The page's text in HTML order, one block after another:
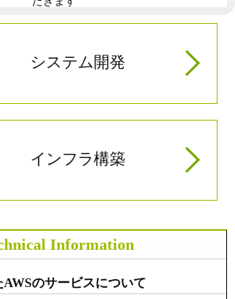
ホームページをリニューアルしまし
た
般派遣への切り替えを行いました
株式会社テリロジー様 お取引開始
スラボラトリ様 お取引開始
事業拡大のため、本社を千代田区九
段北に移転
システム開発
インフラ構築
Information
のサービスについて